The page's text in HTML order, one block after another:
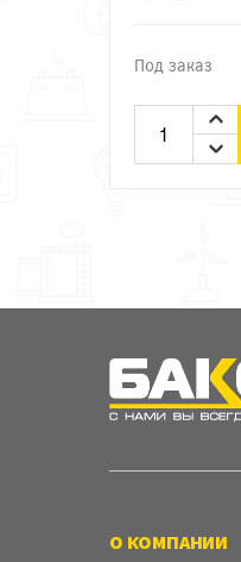
Под заказ
О КОМПАНИИ